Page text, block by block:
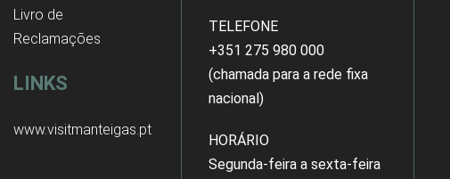
Livro de
Reclamações
LINKS
www.visitmanteigas.pt
TELEFONE
+351 275 980 000
(chamada para a rede fixa
nacional)
HORÁRIO
Segunda-feira a sexta-feira